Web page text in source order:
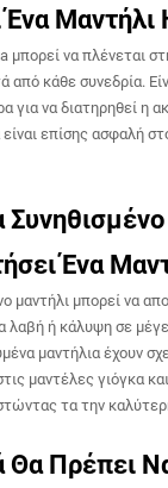
Ένα Μαντήλι
μπορεί να πλένεται
από κάθε συνεδρία.
για να διατηρηθεί η
είναι επίσης ασφαλή
Ένα
μαντήλι μπορεί να
λαβή ή κάλυψη σε
μαντήλια έχουν
μαντέλες γιόγκα
τα την
Θα Πρέπει